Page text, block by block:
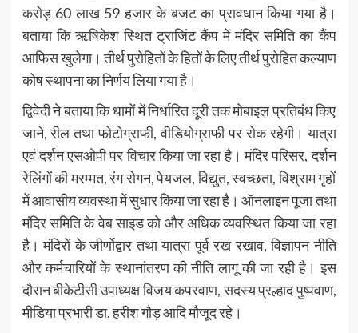
करोड़ 60 लाख 59 हजार के बजट का प्रावधान किया गया है।
बताया कि ऋषिकेश स्थित ट्राजिंट कैंप में मंदिर समिति का कैंप
आफिस खुलेगा। तीर्थ पुरोहितों के हितों के लिए तीर्थ पुरोहित कल्याण
कोष स्थापना का निर्णय लिया गया है।
द्विवेदी ने बताया कि धामों में निर्धारित दूरी तक मोबाइल प्रतिबंध किए
जाने, रील तथा फोटोग्राफी, वीडियोग्राफी पर रोक रहेगी। यात्रा
एवं दर्शन एसओपी पर विचार किया जा रहा है। मंदिर परिसर, दर्शन
रेलिंगों की मरम्मत, रंग रोगन, पेयजल, विद्युत, स्वच्छता, विश्राम गृहों
में आवासीय व्यवस्था में सुधार किया जा रहा है। ऑनलाइन पूजा तथा
मंदिर समिति के वेब साइड को और अधिक व्यवस्थित किया जा रहा
है। मंदिरों के जीर्णोद्वार तथा यात्रा पूर्व रख रखाव, विज्ञापन नीति
और कर्मचारियों के स्थानांतरण की नीति लागू की जा रही है। इस
दौरान बीकेटीसी उपाध्यक्ष विजय कपरवाण, सदस्य प्रल्हाद पुष्पवाण,
मीडिया प्रभारी डा. हरीश गौड़ आदि मौजूद रहे।